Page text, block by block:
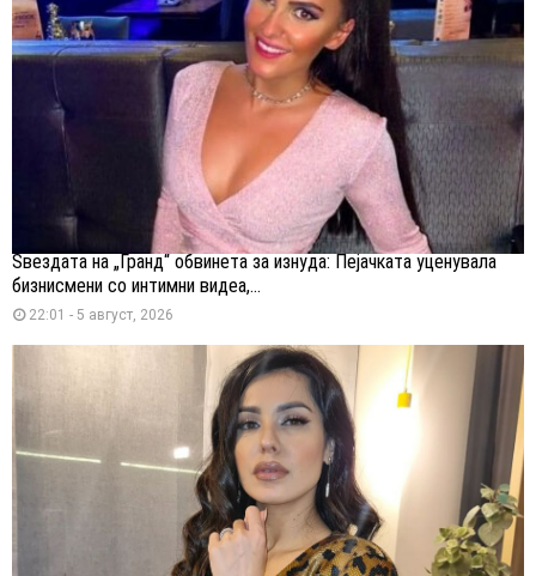
Ѕвездата на „Гранд“ обвинета за изнуда: Пејачката уценувала
бизнисмени со интимни видеа,...
22:01 - 5 август, 2026